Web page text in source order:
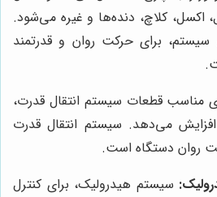
اکسل، کلاچ، دنده‌ها و غیره می‌شود.
برای حرکت روان و قدرتمند
مناسب قطعات سیستم انتقال قدرت،
می‌دهد. سیستم انتقال قدرت
روان دستگاه است.
سیستم هیدرولیک، برای کنترل